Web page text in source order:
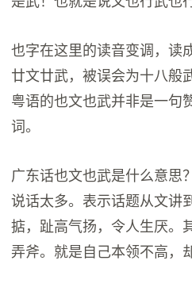
也字在这里的读音变调，读
廿文廿武，被误会为十八般
粤语的也文也武并非是一句
词。
广东话也文也武是什么意思
说话太多。表示话题从文讲
掂，趾高气扬，令人生厌。
弄斧。就是自己本领不高，